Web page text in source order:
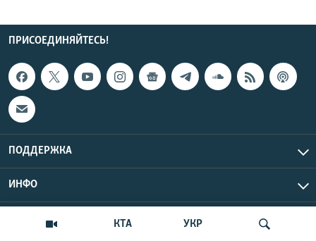
КТА УКР
ПРИСОЕДИНЯЙТЕСЬ!
ПОДДЕРЖКА
ИНФО
Copyright Крым.Реалии, 2026 | Все права защищены.
UTC+3